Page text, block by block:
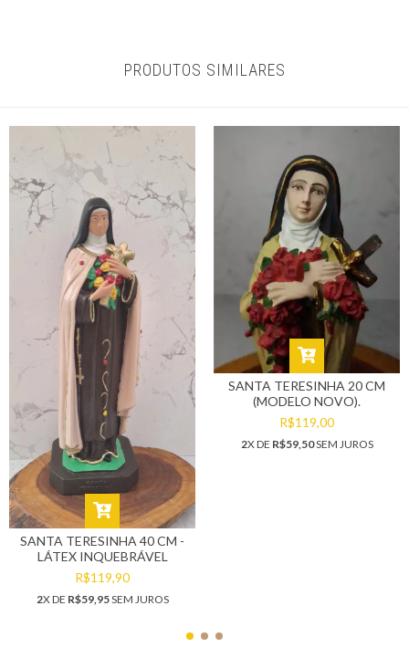
PRODUTOS SIMILARES
SANTA TERESINHA 40 CM -
LÁTEX INQUEBRÁVEL
R$119,90
2X DE R$59,95SEM JUROS
SANTA TERESINHA 20 CM
(MODELO NOVO).
R$119,00
2X DE R$59,50SEM JUROS